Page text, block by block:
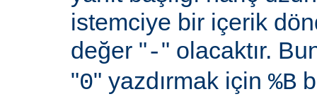
istemciye bir içerik
değer "-" olacaktır.
"0" yazdırmak için %B